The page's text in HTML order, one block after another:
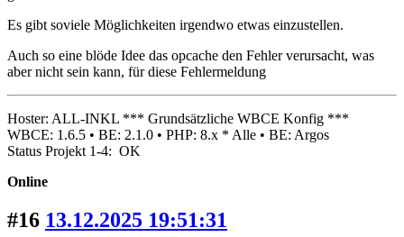
Es gibt soviele Möglichkeiten irgendwo etwas einzustellen.
Auch so eine blöde Idee das opcache den Fehler verursacht, was
aber nicht sein kann, für diese Fehlermeldung
Hoster: ALL-INKL *** Grundsätzliche WBCE Konfig ***
WBCE: 1.6.5 • BE: 2.1.0 • PHP: 8.x * Alle • BE: Argos
Status Projekt 1-4: OK
Online
#16 13.12.2025 19:51:31